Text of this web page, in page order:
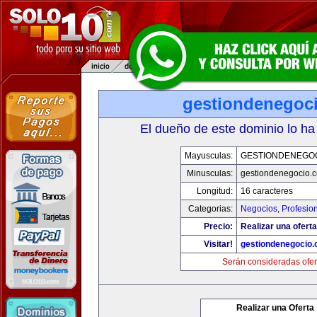
El dueño de este dominio lo
Mayusculas:
Minusculas:
Longitud:
16 caracteres
Categorias:
Negocios,
Precio:
Realizar una
Visitar!
Serán consideradas
Realizar una Oferta